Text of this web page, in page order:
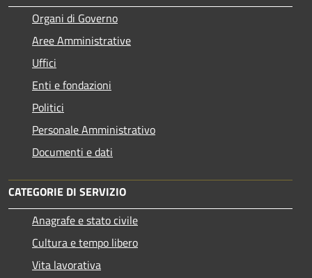
Organi di Governo
Aree Amministrative
Uffici
Enti e fondazioni
Politici
Personale Amministrativo
Documenti e dati
CATEGORIE DI SERVIZIO
Anagrafe e stato civile
Cultura e tempo libero
Vita lavorativa